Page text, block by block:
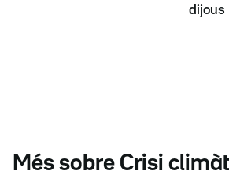
dijous
Més sobre Crisi